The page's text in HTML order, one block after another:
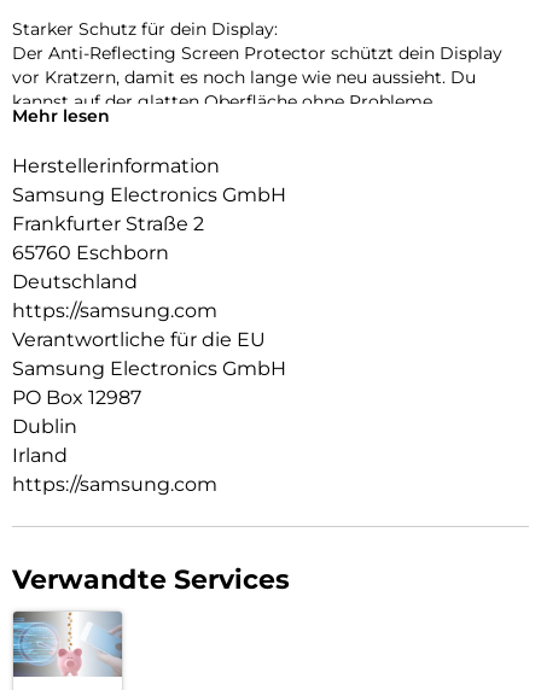
Starker Schutz für dein Display:
Der Anti-Reflecting Screen Protector schützt dein Display
vor Kratzern, damit es noch lange wie neu aussieht. Du
kannst auf der glatten Oberfläche ohne Probleme
navigieren, während die strapazierfähige Beschichtung vor
Mehr lesen
Herstellerinformation
Samsung Electronics GmbH
Frankfurter Straße 2
65760 Eschborn
Deutschland
https://samsung.com
Verantwortliche für die EU
Samsung Electronics GmbH
PO Box 12987
Dublin
Irland
https://samsung.com
Verwandte Services